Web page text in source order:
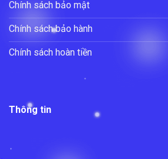
Chính sách bảo mật
Chính sách bảo hành
Chính sách hoàn tiền
Thông tin